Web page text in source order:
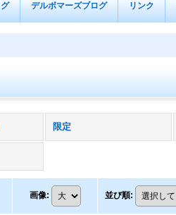
デルボマーズブログ リンク
限定
画像: 並び順: